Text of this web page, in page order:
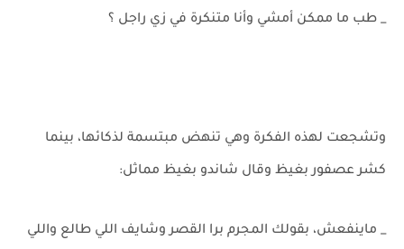
_ طب ما ممكن أمشي وأنا متنكرة في زي راجل ؟
وتشجعت لهذه الفكرة وهي تنهض مبتسمة لذكائها، بينما
كشر عصفور بغيظ وقال شاندو بغيظ مماثل:
_ ماينفعش، بقولك المجرم برا القصر وشايف اللي طالع واللي